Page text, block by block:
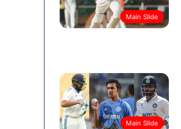
Main Slide
Main Slide